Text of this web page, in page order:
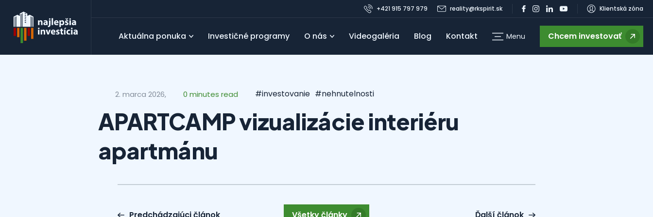
+421 915 797 979 reality@rkspirit.sk Klientská zóna
Aktuálna ponuka Investičné programy O nás Videogaléria Blog Kontakt Menu Chcem investovať
2. marca 2026, 0 minutes read #investovanie #nehnutelnosti
APARTCAMP vizualizácie interiéru
apartmánu